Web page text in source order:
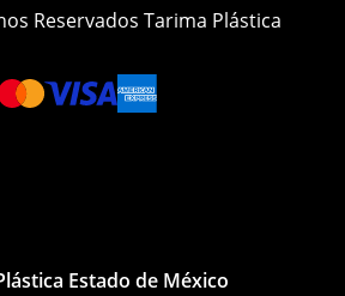
Reservados Tarima Plástica
Estado de México